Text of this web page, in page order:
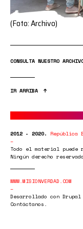
(Foto: Archivo)
CONSULTA NUESTRO
IR ARRIBA
2012 - 2020. República
Todo el material
Ningún derecho
WWW.MISIONVERDAD.COM
Desarrollado con Drupal
Contáctanos.